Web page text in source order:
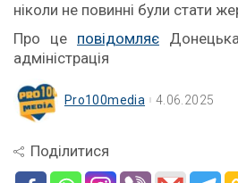
ніколи не повинні були стати
Про це повідомляє
адміністрація
Pro100media 4.06.2025
Поділитися